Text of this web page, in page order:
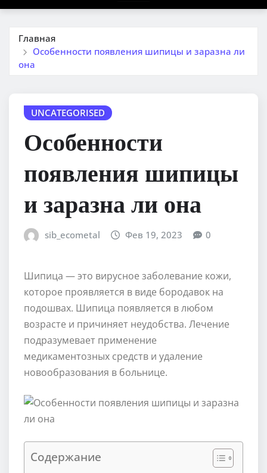
Главная
Особенности появления шипицы и заразна ли
она
UNCATEGORISED
Особенности
появления шипицы
и заразна ли она
sib_ecometal Фев 19, 2023 0
Шипица — это вирусное заболевание кожи,
которое проявляется в виде бородавок на
подошвах. Шипица появляется в любом
возрасте и причиняет неудобства. Лечение
подразумевает применение
медикаментозных средств и удаление
новообразования в больнице.
Содержание